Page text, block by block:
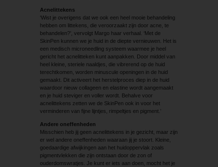
Acnelittekens
‘Wist je overigens dat we ook een heel mooie behandeling
hebben om littekens, die veroorzaakt zijn door acne, te
behandelen?’, vervolgt Margo haar verhaal. ‘Met de
SkinPen kunnen we je huid in de diepte vernieuwen. Het is
een medisch microneedling systeem waarmee je heel
gericht het acnelitteken kunt aanpakken. Door middel van
heel kleine, steriele naaldjes, die vibrerend op de huid
terechtkomen, worden minuscule openingen in de huid
gemaakt. Dit activeert het herstelproces diep in de huid
waardoor nieuw collageen en elastine wordt aangemaakt
en je huid steviger en voller wordt. Behalve voor
acnelittekens zetten we de SkinPen ook in voor het
verminderen van fijne lijntjes, rimpeltjes en pigment.’
Andere oneffenheden
Misschien heb jij geen acnelittekens in je gezicht, maar zijn
er wel andere oneffenheden waaraan jij je stoort. Kleine,
goedaardige afwijkingen aan het huidoppervlak zoals
pigmentvlekken die zijn ontstaan door de zon of
ouderdomswratjes. Je kunt er iets aan doen, mocht het je